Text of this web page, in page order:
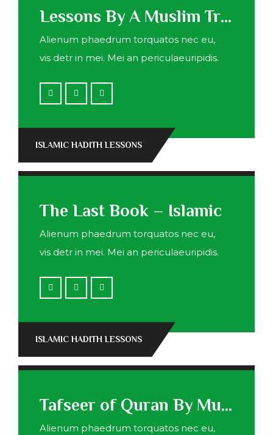
Lessons By A Muslim Traveler
Alienum phaedrum torquatos nec eu,
vis detr in mei. Mei an periculaeuripidis.
ISLAMIC HADITH LESSONS
The Last Book – Islamic
Alienum phaedrum torquatos nec eu,
vis detr in mei. Mei an periculaeuripidis.
ISLAMIC HADITH LESSONS
Tafseer of Quran By Mustafa Al Qazi
Alienum phaedrum torquatos nec eu,